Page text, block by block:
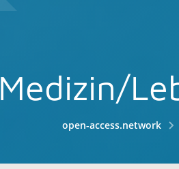
Medizin/
open-access.network